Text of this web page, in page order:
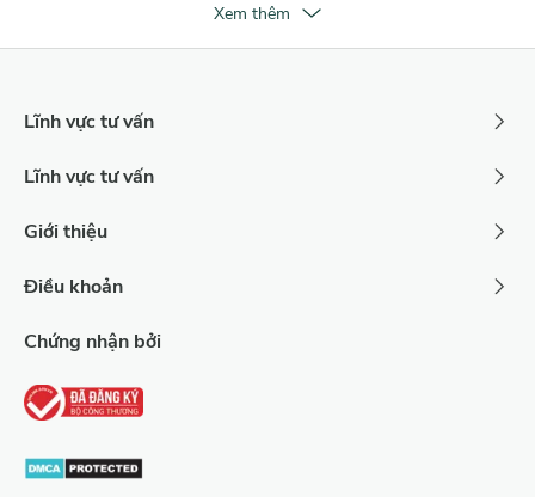
Xem thêm
Lĩnh vực tư vấn
Lĩnh vực tư vấn
Giới thiệu
Điều khoản
Chứng nhận bởi